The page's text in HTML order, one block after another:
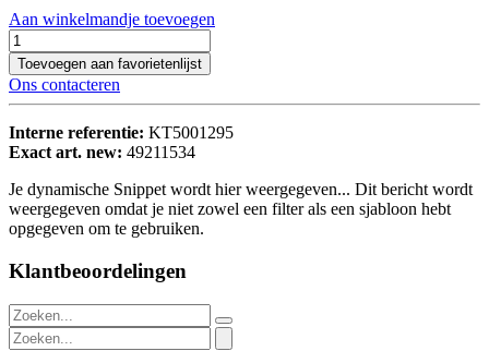
Aan winkelmandje toevoegen
Toevoegen aan favorietenlijst
Ons contacteren
Interne referentie: KT5001295
Exact art. new: 49211534
Je dynamische Snippet wordt hier weergegeven... Dit bericht wordt
weergegeven omdat je niet zowel een filter als een sjabloon hebt
opgegeven om te gebruiken.
Klantbeoordelingen